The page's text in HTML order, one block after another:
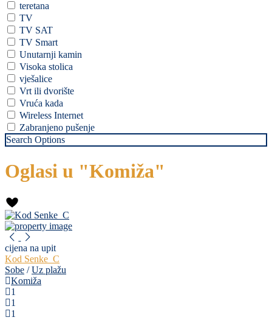
teretana
TV
TV SAT
TV Smart
Unutarnji kamin
Visoka stolica
vješalice
Vrt ili dvorište
Vruća kada
Wireless Internet
Zabranjeno pušenje
Search Options
Oglasi u "Komiža"
cijena na upit
Kod Senke_C
Sobe /Uz plažu
Komiža
1
1
1